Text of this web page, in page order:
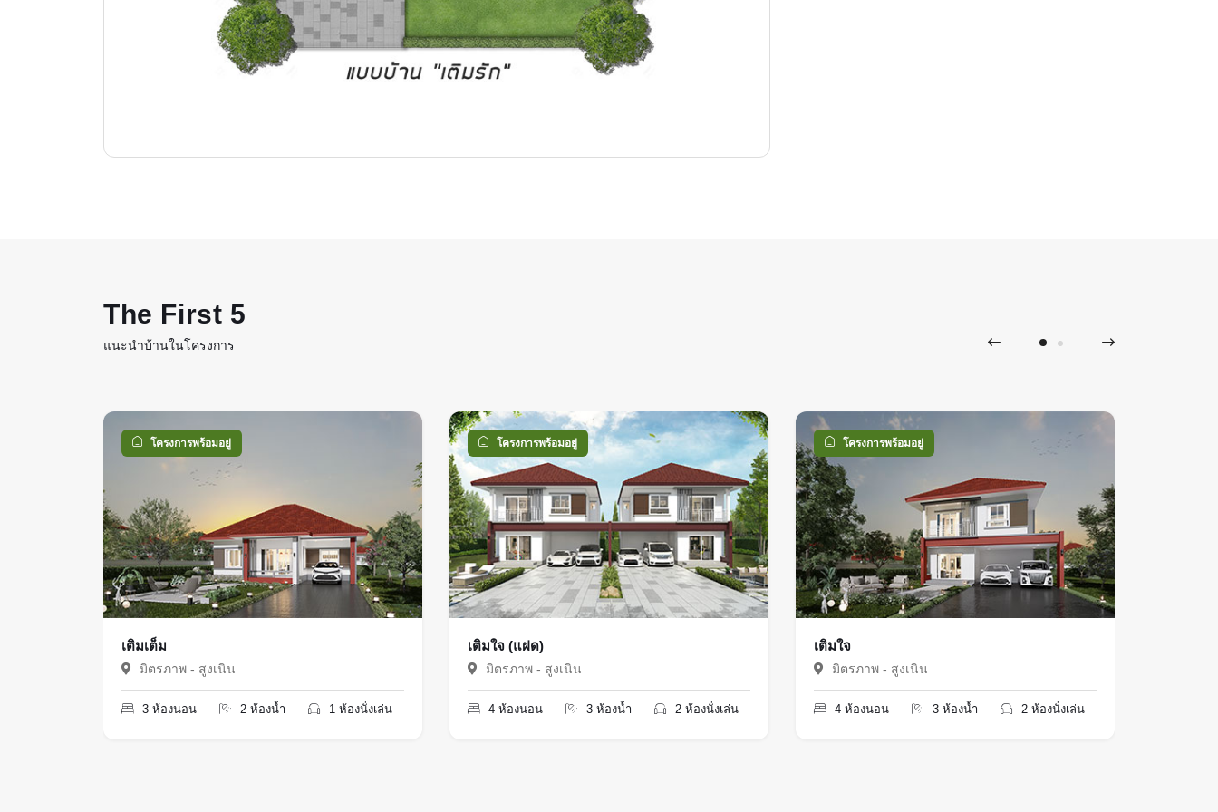
The First 5
แนะนำบ้านในโครงการ
โครงการพร้อมอยู่
เติมเต็ม
มิตรภาพ - สูงเนิน
3 ห้องนอน 2 ห้องน้ำ 1 ห้องนั่งเล่น
โครงการพร้อมอยู่
เติมใจ (แฝด)
มิตรภาพ - สูงเนิน
4 ห้องนอน 3 ห้องน้ำ 2 ห้องนั่งเล่น
โครงการพร้อมอยู่
เติมใจ
มิตรภาพ - สูงเนิน
4 ห้องนอน 3 ห้องน้ำ 2 ห้องนั่งเล่น